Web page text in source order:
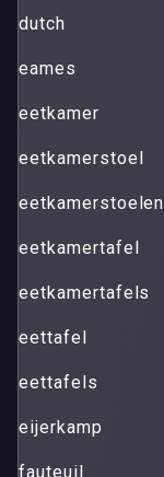
dutch
eames
eetkamer
eetkamerstoel
eetkamerstoelen
eetkamertafel
eetkamertafels
eettafel
eettafels
eijerkamp
fauteuil